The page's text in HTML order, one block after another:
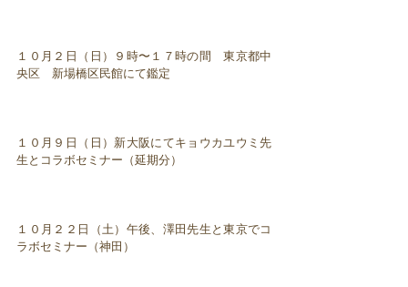
１０月２日（日）９時〜１７時の間 東京都中
央区 新場橋区民館にて鑑定
１０月９日（日）新大阪にてキョウカユウミ先
生とコラボセミナー（延期分）
１０月２２日（土）午後、澤田先生と東京でコ
ラボセミナー（神田）